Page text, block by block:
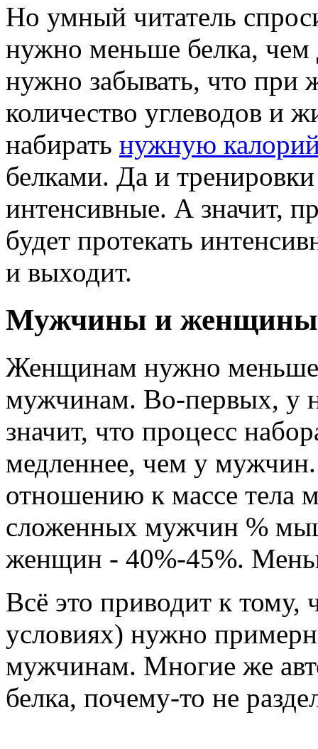
Но умный читатель
нужно меньше белка, чем
нужно забывать, что при
количество углеводов и
набирать нужную
белками. Да и
интенсивные. А значит,
будет протекать
и выходит.
Мужчины и женщины
Женщинам нужно меньше
мужчинам. Во-первых, у
значит, что процесс
медленнее, чем у
отношению к массе тела
сложенных мужчин %
женщин - 40%-45%.
Всё это приводит к
условиях) нужно
мужчинам. Многие же
белка, почему-то не